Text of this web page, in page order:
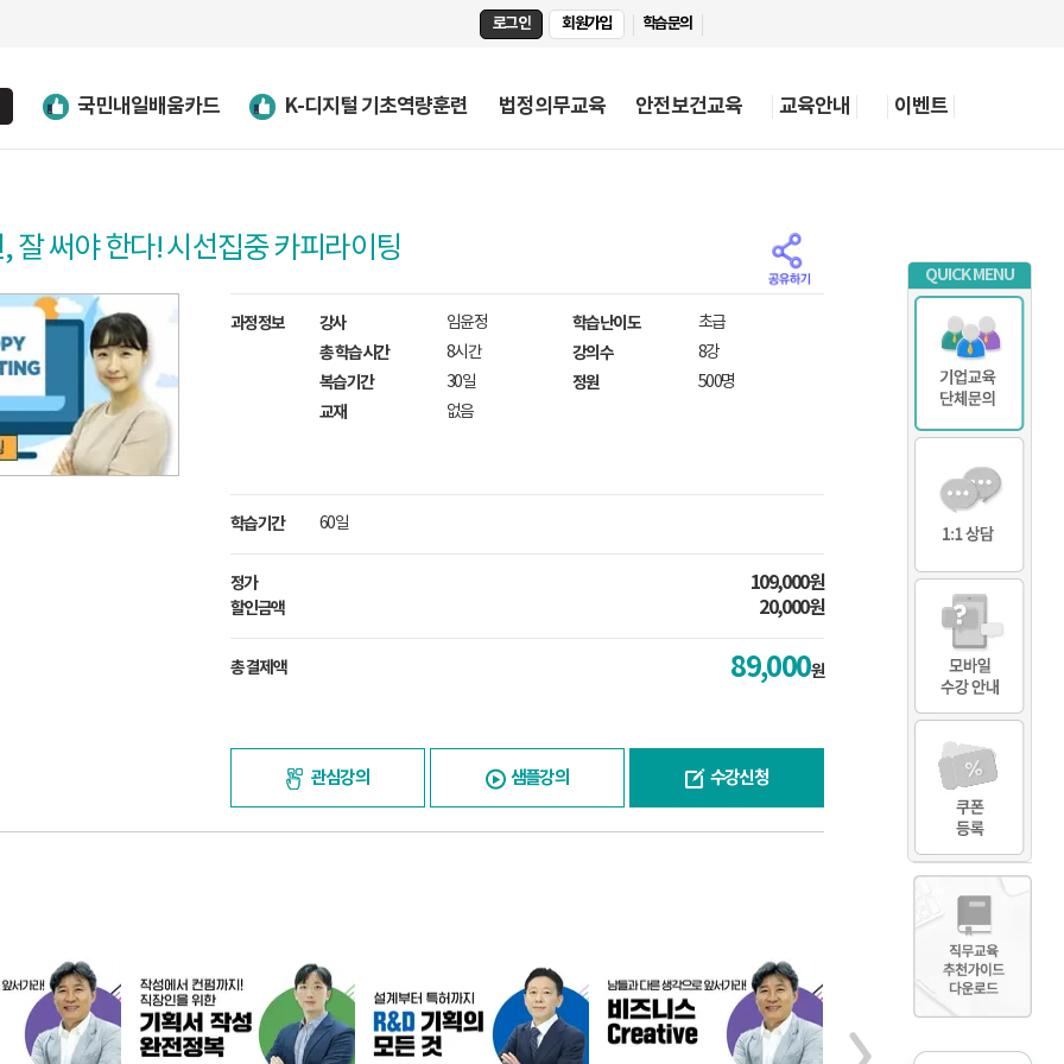
국민내일배움카드 K-디지털 기초역량훈련 법정의무교육 안전보건교육 교육안내 이벤트
로그인 회원가입 학습문의
잘 써야 한다! 시선집중 카피라이팅
과정정보 강사 임윤정 학습난이도 초급
총 학습시간 8시간 강의수 8강
복습기간 30일 정원 500명
교재 없음
학습기간 60일
정가
할인금액
109,000원
20,000원
총 결제액 89,000원
관심강의 샘플강의 수강신청
QUICK MENU